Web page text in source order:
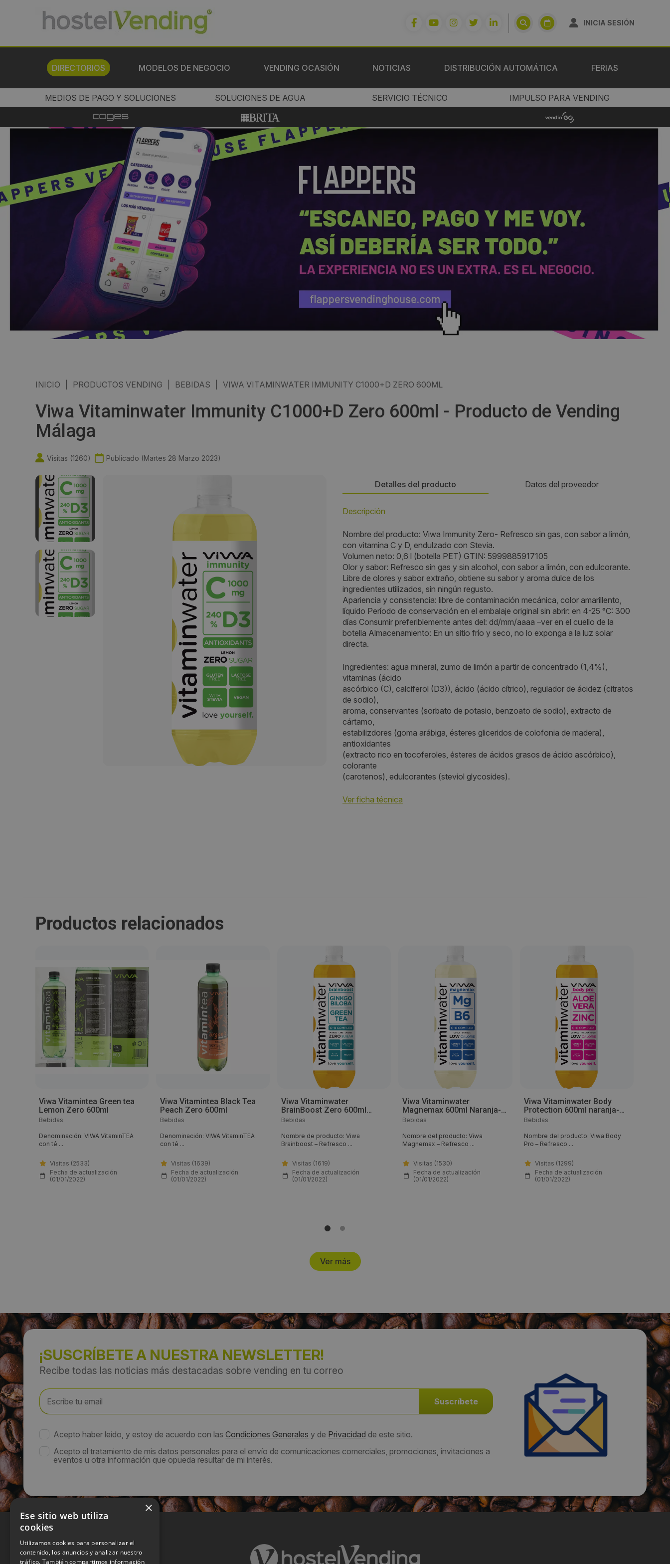
INICIA SESIÓN
DIRECTORIOS MODELOS DE NEGOCIO VENDING OCASIÓN NOTICIAS DISTRIBUCIÓN AUTOMÁTICA FERIAS
MEDIOS DE PAGO Y SOLUCIONES SOLUCIONES DE AGUA SERVICIO TÉCNICO IMPULSO PARA VENDING
INICIO PRODUCTOS VENDING BEBIDAS VIWA VITAMINWATER IMMUNITY C1000+D ZERO 600ML
Viwa Vitaminwater Immunity C1000+D Zero 600ml - Producto de Vending
Málaga
Visitas (1260) Publicado (Martes 28 Marzo 2023)
Detalles del producto Datos del proveedor
Descripción
Nombre del producto: Viwa Immunity Zero- Refresco sin gas, con sabor a limón,
con vitamina C y D, endulzado con Stevia.
Volumen neto: 0,6 l (botella PET) GTIN: 5999885917105
Olor y sabor: Refresco sin gas y sin alcohol, con sabor a limón, con edulcorante.
Libre de olores y sabor extraño, obtiene su sabor y aroma dulce de los
ingredientes utilizados, sin ningún regusto.
Apariencia y consistencia: libre de contaminación mecánica, color amarillento,
líquido Período de conservación en el embalaje original sin abrir: en 4-25 °C: 300
días Consumir preferiblemente antes del: dd/mm/aaaa –ver en el cuello de la
botella Almacenamiento: En un sitio frío y seco, no lo exponga a la luz solar
directa.
Ingredientes: agua mineral, zumo de limón a partir de concentrado (1,4%),
vitaminas (ácido
ascórbico (C), calciferol (D3)), ácido (ácido cítrico), regulador de ácidez (citratos
de sodio),
aroma, conservantes (sorbato de potasio, benzoato de sodio), extracto de
cártamo,
estabilizdores (goma arábiga, ésteres gliceridos de colofonia de madera),
antioxidantes
(extracto rico en tocoferoles, ésteres de ácidos grasos de ácido ascórbico),
colorante
(carotenos), edulcorantes (steviol glycosides).
Ver ficha técnica
Gabriel
Dirección:
AVENIDA RICARDO SORIANO, 12,
29601, Marbella (Málaga)
Localidad:
Marbella
29601
Provincia:
Málaga
País:
España
691537336
info@viwa.es
Web:
www.viwa.es
9 a 19hs
1260
Martes 28 Marzo 2023
Productos relacionados
Viwa Vitamintea Green tea
Lemon Zero 600ml
Bebidas
Denominación: VIWA VitaminTEA
con té ...
Visitas (2533)
Fecha de actualización
(01/01/2022)
Viwa Vitamintea Black Tea
Peach Zero 600ml
Bebidas
Denominación: VIWA VitaminTEA
con té ...
Visitas (1639)
Fecha de actualización
(01/01/2022)
Viwa Vitaminwater
BrainBoost Zero 600ml
Mango-Lima-Lichi
Bebidas
Nombre de producto: Viwa
Brainboost – Refresco ...
Visitas (1619)
Fecha de actualización
(01/01/2022)
Viwa Vitaminwater
Magnemax 600ml Naranja-
Guayaba
Bebidas
Nombre del producto: Viwa
Magnemax – Refresco ...
Visitas (1530)
Fecha de actualización
(01/01/2022)
Viwa Vitaminwater Body
Protection 600ml naranja-
maracuya-aloe vera
Bebidas
Nombre del producto: Viwa Body
Pro – Refresco ...
Visitas (1299)
Fecha de actualización
(01/01/2022)
Ver más
¡SUSCRÍBETE A NUESTRA NEWSLETTER!
Recibe todas las noticias más destacadas sobre vending en tu correo
Acepto haber leído, y estoy de acuerdo con las Condiciones Generales y de Privacidad de este sitio.
Acepto el tratamiento de mis datos personales para el envío de comunicaciones comerciales, promociones, invitaciones a
eventos u otra información que opueda resultar de mi interés.
×
Ese sitio web utiliza
cookies
Utilizamos cookies para personalizar el
contenido, los anuncios y analizar nuestro
tráfico. También compartimos información